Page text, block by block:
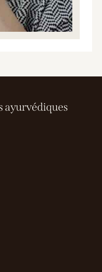
ayurvédiques